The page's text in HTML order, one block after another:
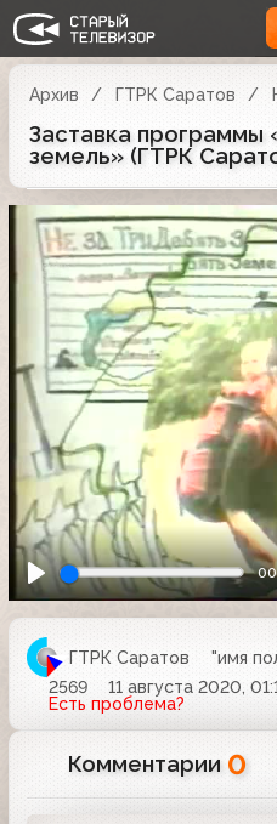
Архив ГТРК Саратов
Заставка программы
земель» (ГТРК
ГТРК Саратов
"имя
2569
11 августа 2020,
Есть проблема?
Комментарии 0